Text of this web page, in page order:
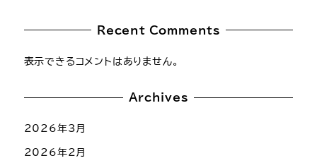
Recent Comments
表示できるコメントはありません。
Archives
2026年3月
2026年2月